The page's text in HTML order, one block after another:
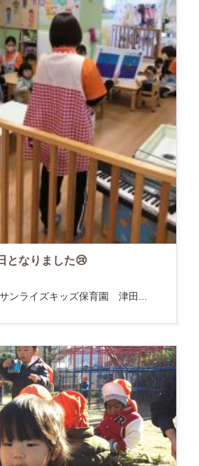
となりました😢
ライズキッズ保育園 津田...